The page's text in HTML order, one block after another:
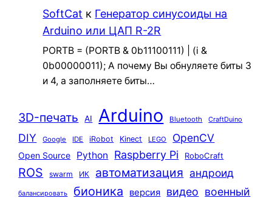
SoftCat к Генератор синусоиды на
Arduino или ЦАП R-2R
PORTB = (PORTB & 0b11100111) | (i &
0b00000011); А почему Вы обнуляете биты 3
и 4, а заполняете биты…
3D-печать AI Arduino Bluetooth CraftDuino
DIY Google IDE iRobot Kinect LEGO OpenCV
Open Source Python Raspberry Pi RoboCraft
ROS swarm ИК автоматизация андроид
балансировать бионика версия видео военный